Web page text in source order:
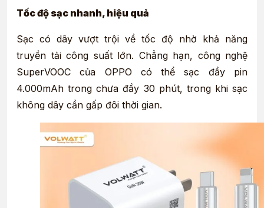
Tốc độ sạc nhanh, hiệu quả
Sạc có dây vượt trội về tốc độ nhờ khả năng
truyền tải công suất lớn. Chẳng hạn, công nghệ
SuperVOOC của OPPO có thể sạc đầy pin
4.000mAh trong chưa đầy 30 phút, trong khi sạc
không dây cần gấp đôi thời gian.